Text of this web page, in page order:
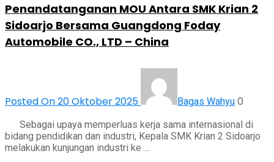
Penandatanganan MOU Antara SMK Krian 2
Sidoarjo Bersama Guangdong Foday
Automobile CO., LTD – China
Posted On 20 Oktober 2025 Bagas Wahyu 0
Sebagai upaya memperluas kerja sama internasional di
bidang pendidikan dan industri, Kepala SMK Krian 2 Sidoarjo
melakukan kunjungan industri ke …